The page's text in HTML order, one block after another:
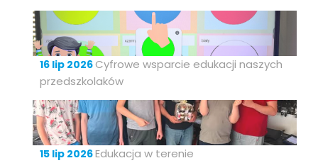
16 lip 2026 Cyfrowe wsparcie edukacji naszych
przedszkolaków
15 lip 2026Edukacja w terenie